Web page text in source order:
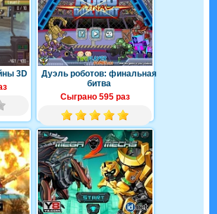
3D
Дуэль роботов: финальная
битва
Сыграно 595 раз